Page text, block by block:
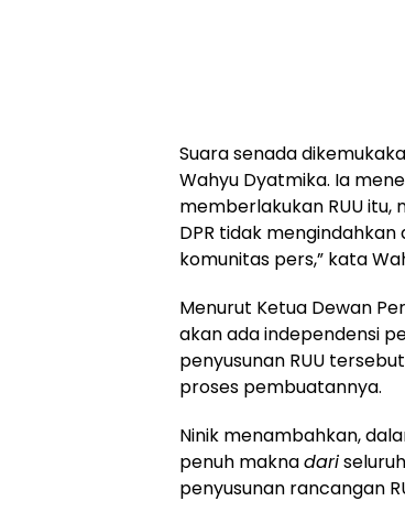
Suara senada
Wahyu Dyatmika. Ia
memberlakukan RUU
DPR tidak
komunitas pers,” kata
Menurut Ketua Dewan
akan ada independensi
penyusunan RUU
proses pembuatannya.
Ninik menambahkan,
penuh maknadari
penyusunan rancangan